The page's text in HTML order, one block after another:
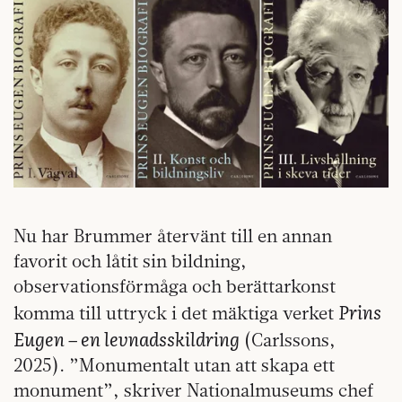
Nu har Brummer återvänt till en annan
favorit och låtit sin bildning,
observationsförmåga och berättarkonst
komma till uttryck i det mäktiga verket Prins
Eugen – en levnadsskildring (Carlssons,
2025). ”Monumentalt utan att skapa ett
monument”, skriver Nationalmuseums chef